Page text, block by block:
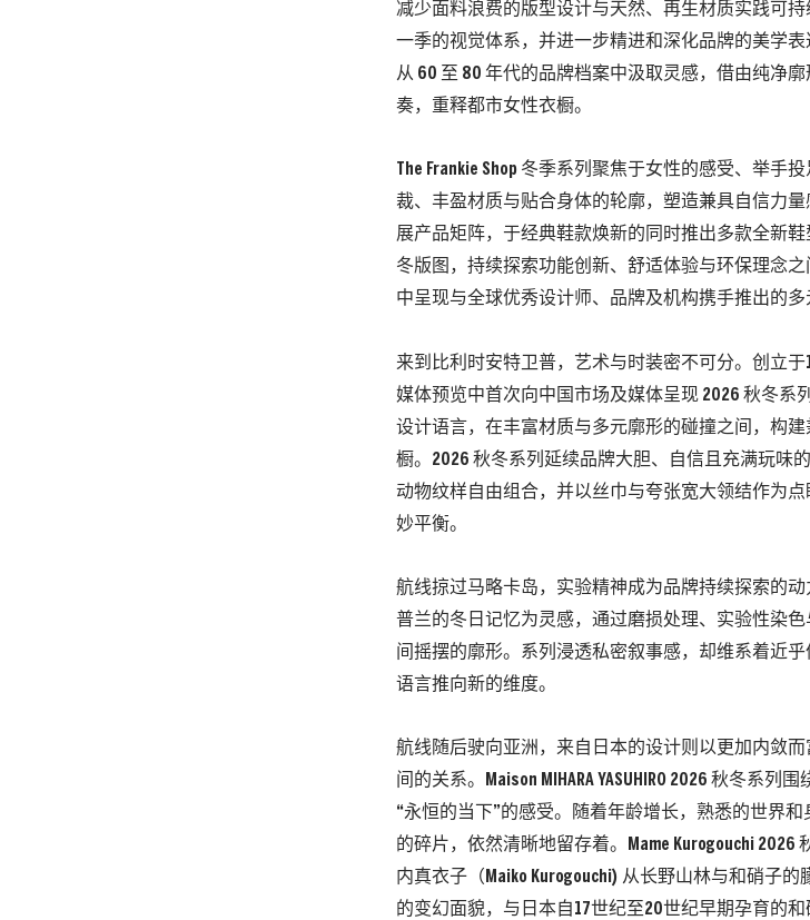
减少面料浪费的版型设计与天然、再生材质实践可
一季的视觉体系，并进一步精进和深化品牌的美学表
从 60 至 80 年代的品牌档案中汲取灵感，借由纯净
奏，重释都市女性衣橱。
The Frankie Shop 冬季系列聚焦于女性的感受、举
裁、丰盈材质与贴合身体的轮廓，塑造兼具自信力量
展产品矩阵，于经典鞋款焕新的同时推出多款全新
冬版图，持续探索功能创新、舒适体验与环保理念之
中呈现与全球优秀设计师、品牌及机构携手推出的多
来到比利时安特卫普，艺术与时装密不可分。创立于
媒体预览中首次向中国市场及媒体呈现 2026 秋冬系
设计语言，在丰富材质与多元廓形的碰撞之间，构
橱。2026 秋冬系列延续品牌大胆、自信且充满玩味
动物纹样自由组合，并以丝巾与夸张宽大领结作为
妙平衡。
航线掠过马略卡岛，实验精神成为品牌持续探索的动
普兰的冬日记忆为灵感，通过磨损处理、实验性染
间摇摆的廓形。系列浸透私密叙事感，却维系着近
语言推向新的维度。
航线随后驶向亚洲，来自日本的设计则以更加内敛
间的关系。Maison MIHARA YASUHIRO 2026 秋冬系
“永恒的当下”的感受。随着年龄增长，熟悉的世界
的碎片，依然清晰地留存着。Mame Kurogouchi
内真衣子（Maiko Kurogouchi) 从长野山林与和硝子
的变幻面貌，与日本自17世纪至20世纪早期孕育的